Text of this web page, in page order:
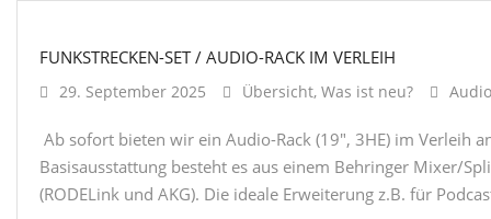
FUNKSTRECKEN-SET / AUDIO-RACK IM VERLEIH
29. September 2025 Übersicht, Was ist neu? Audio
Ab sofort bieten wir ein Audio-Rack (19″, 3HE) im Verleih
Basisausstattung besteht es aus einem Behringer Mixer/
(RODELink und AKG). Die ideale Erweiterung z.B. für